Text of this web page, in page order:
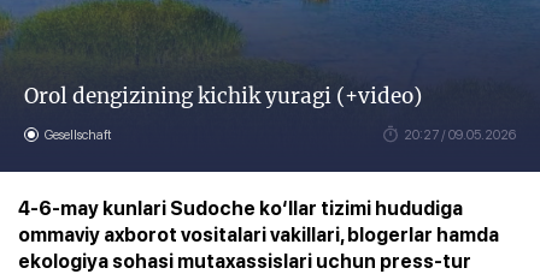
Orol dengizining kichik yuragi (+video)
Gesellschaft 20:27 / 09.05.2026
4-6-may kunlari Sudoche ko‘llar tizimi hududiga
ommaviy axborot vositalari vakillari, blogerlar hamda
ekologiya sohasi mutaxassislari uchun press-tur